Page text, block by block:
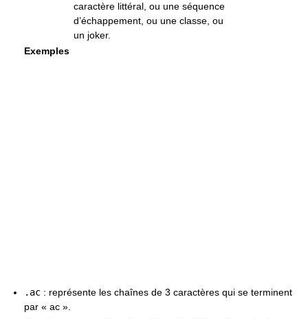
caractère littéral, ou une séquence
d’échappement, ou une classe, ou
un joker.
Exemples
.ac : représente les chaînes de 3 caractères qui se terminent
par « ac ».